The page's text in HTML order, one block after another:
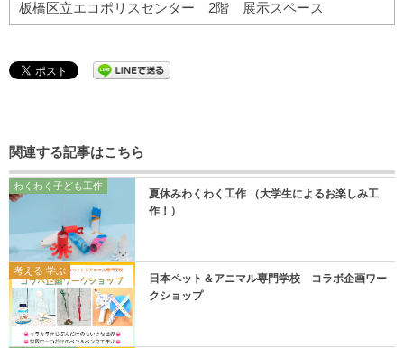
板橋区立エコポリスセンター 2階 展示スペース
関連する記事はこちら
わくわく子ども工作
夏休みわくわく工作 （大学生によるお楽しみ工
作！）
考える 学ぶ
日本ペット＆アニマル専門学校 コラボ企画ワー
クショップ